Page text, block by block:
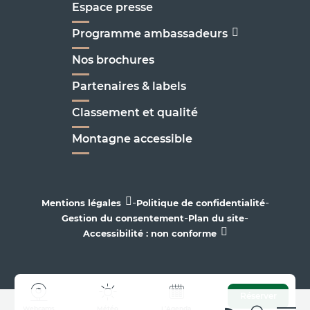
Espace presse
Programme ambassadeurs
Nos brochures
Partenaires & labels
Classement et qualité
Montagne accessible
Mentions légales -Politique de confidentialité-
Gestion du consentement-Plan du site-
Accessibilité : non conforme